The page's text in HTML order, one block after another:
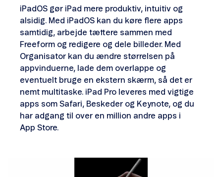
iPadOS gør iPad mere produktiv, intuitiv og
alsidig. Med iPadOS kan du køre flere apps
samtidig, arbejde tættere sammen med
Freeform og redigere og dele billeder. Med
Organisator kan du ændre størrelsen på
appvinduerne, lade dem overlappe og
eventuelt bruge en ekstern skærm, så det er
nemt multitaske. iPad Pro leveres med vigtige
apps som Safari, Beskeder og Keynote, og du
har adgang til over en million andre apps i
App Store.